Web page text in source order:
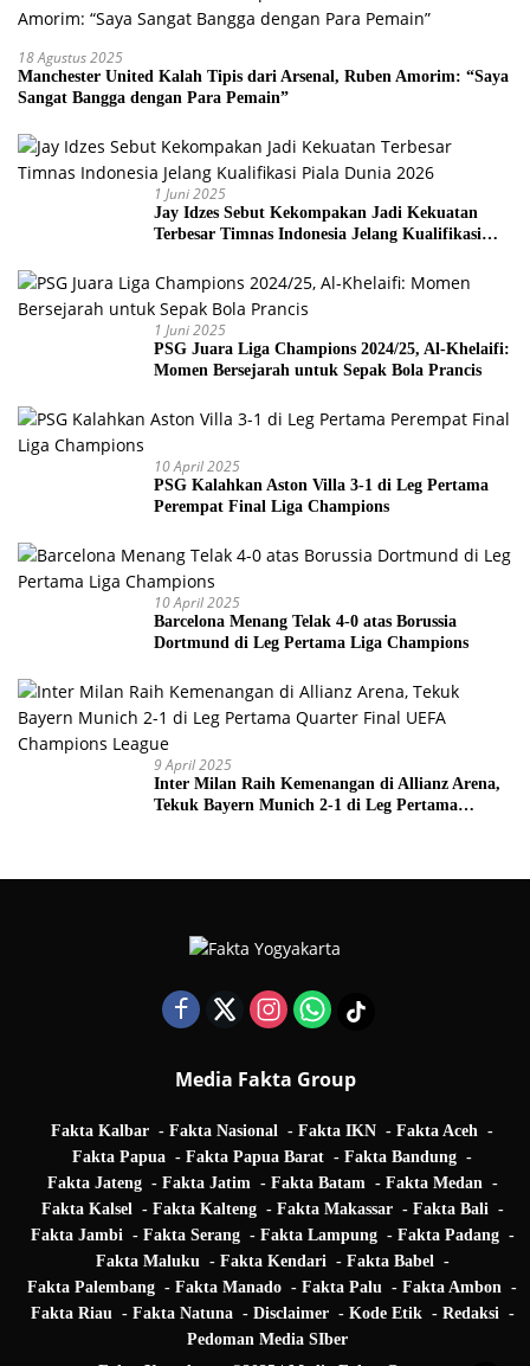
18 Agustus 2025
Manchester United Kalah Tipis dari Arsenal, Ruben Amorim: “Saya
Sangat Bangga dengan Para Pemain”
1 Juni 2025
Jay Idzes Sebut Kekompakan Jadi Kekuatan
Terbesar Timnas Indonesia Jelang Kualifikasi
1 Juni 2025
PSG Juara Liga Champions 2024/25, Al-Khelaifi:
Momen Bersejarah untuk Sepak Bola Prancis
10 April 2025
PSG Kalahkan Aston Villa 3-1 di Leg Pertama
Perempat Final Liga Champions
10 April 2025
Barcelona Menang Telak 4-0 atas Borussia
Dortmund di Leg Pertama Liga Champions
9 April 2025
Inter Milan Raih Kemenangan di Allianz Arena,
Tekuk Bayern Munich 2-1 di Leg Pertama
Media Fakta Group
Fakta Kalbar Fakta Nasional Fakta IKN
Fakta Aceh
Fakta Papua
Fakta Papua Barat
Fakta Bandung
Fakta Jateng
Fakta Jatim Fakta Batam
Fakta Medan
Fakta Kalsel
Fakta Kalteng Fakta Makassar
Fakta Bali
Fakta Jambi
Fakta Serang Fakta Lampung
Fakta Padang
Fakta Maluku
Fakta Kendari
Fakta Babel
Fakta Palembang
Fakta Manado Fakta Palu
Fakta Ambon
Fakta Riau
Fakta Natuna Disclaimer Kode Etik
Redaksi
Pedoman Media SIber